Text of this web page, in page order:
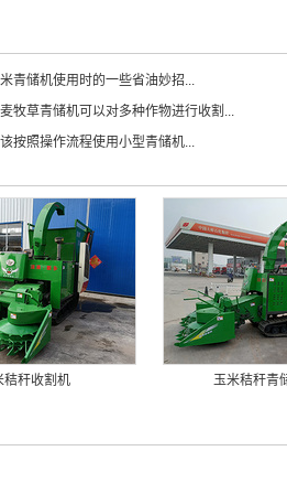
青储机使用时的一些省油妙招...
牧草青储机可以对多种作物进行收割...
按照操作流程使用小型青储机...
秸秆收割机 玉米秸秆青